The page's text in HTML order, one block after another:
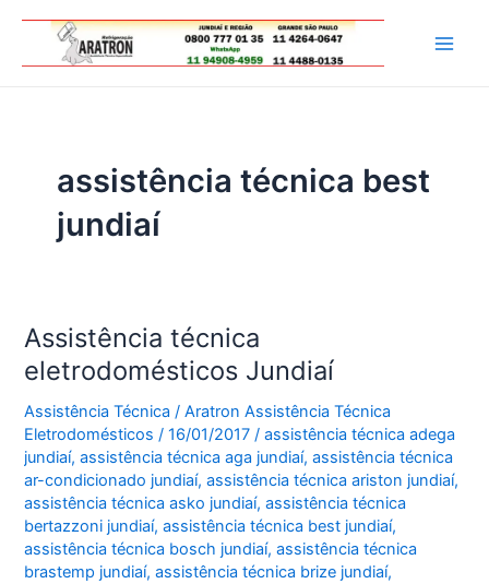
assistência técnica best
jundiaí
Assistência técnica
eletrodomésticos Jundiaí
Assistência Técnica /Aratron Assistência Técnica
Eletrodomésticos/16/01/2017/assistência técnica adega
jundiaí,assistência técnica aga jundiaí,assistência técnica
ar-condicionado jundiaí,assistência técnica ariston jundiaí,
assistência técnica asko jundiaí,assistência técnica
bertazzoni jundiaí,assistência técnica best jundiaí,
assistência técnica bosch jundiaí,assistência técnica
brastemp jundiaí,assistência técnica brize jundiaí,